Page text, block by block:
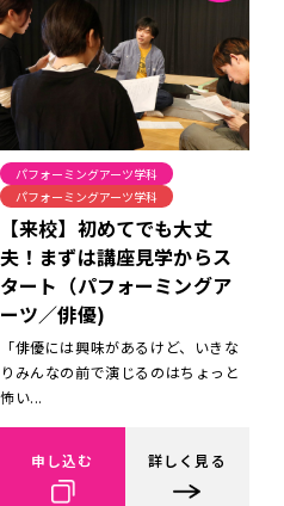
パフォーミングアーツ学科
パフォーミングアーツ学科
【来校】初めてでも大丈
夫！まずは講座見学からス
タート（パフォーミングア
ーツ／俳優)
「俳優には興味があるけど、いきな
りみんなの前で演じるのはちょっと
怖い...
申し込む 詳しく見る